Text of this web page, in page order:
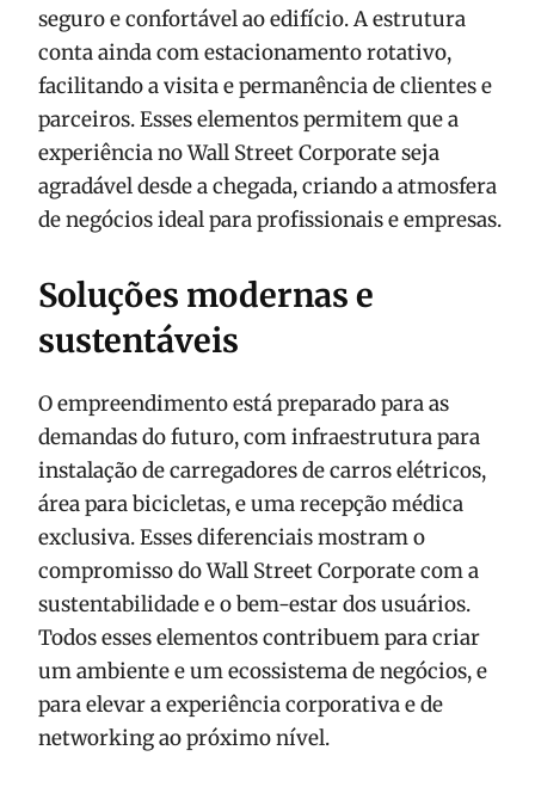
seguro e confortável ao edifício. A estrutura
conta ainda com estacionamento rotativo,
facilitando a visita e permanência de clientes e
parceiros. Esses elementos permitem que a
experiência no Wall Street Corporate seja
agradável desde a chegada, criando a atmosfera
de negócios ideal para profissionais e empresas.
Soluções modernas e
sustentáveis
O empreendimento está preparado para as
demandas do futuro, com infraestrutura para
instalação de carregadores de carros elétricos,
área para bicicletas, e uma recepção médica
exclusiva. Esses diferenciais mostram o
compromisso do Wall Street Corporate com a
sustentabilidade e o bem-estar dos usuários.
Todos esses elementos contribuem para criar
um ambiente e um ecossistema de negócios, e
para elevar a experiência corporativa e de
networking ao próximo nível.